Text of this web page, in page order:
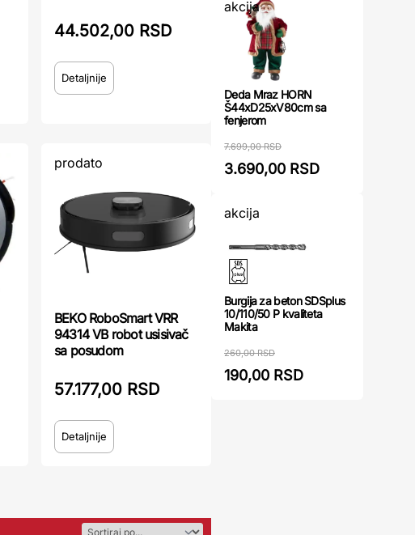
44.502,00 RSD
Detaljnije
prodato
BEKO RoboSmart VRR
94314 VB robot usisivač
sa posudom
57.177,00 RSD
Detaljnije
akcija
Deda Mraz HORN
Š44xD25xV80cm sa
fenjerom
7.699,00 RSD
3.690,00 RSD
akcija
Burgija za beton SDSplus
10/110/50 P kvaliteta
Makita
260,00 RSD
190,00 RSD